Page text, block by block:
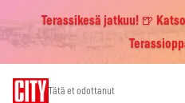
Terassikesä jatkuu! 🍺
Tätä et odottanut